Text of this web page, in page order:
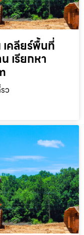
คลียร์พื้นที่
เรียกหา
ว